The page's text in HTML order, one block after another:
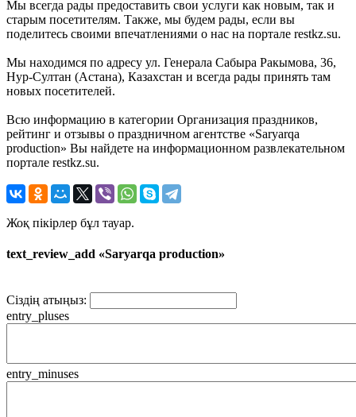
Мы всегда рады предоставить свои услуги как новым, так и
старым посетителям. Также, мы будем рады, если вы
поделитесь своими впечатлениями о нас на портале restkz.su.
Мы находимся по адресу ул. Генерала Сабыра Ракымова, 36,
Нур-Султан (Астана), Казахстан и всегда рады принять там
новых посетителей.
Всю информацию в категории Организация праздников,
рейтинг и отзывы о праздничном агентстве «Saryarqa
production» Вы найдете на информационном развлекательном
портале restkz.su.
Жоқ пікірлер бұл тауар.
text_review_add «Saryarqa production»
Сіздің атыңыз:
entry_pluses
entry_minuses